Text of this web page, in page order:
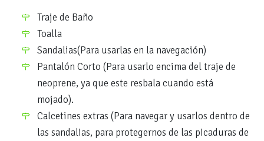
Traje de Baño
Toalla
Sandalias(Para usarlas en la navegación)
Pantalón Corto (Para usarlo encima del traje de
neoprene, ya que este resbala cuando está
mojado).
Calcetines extras (Para navegar y usarlos dentro de
las sandalias, para protegernos de las picaduras de